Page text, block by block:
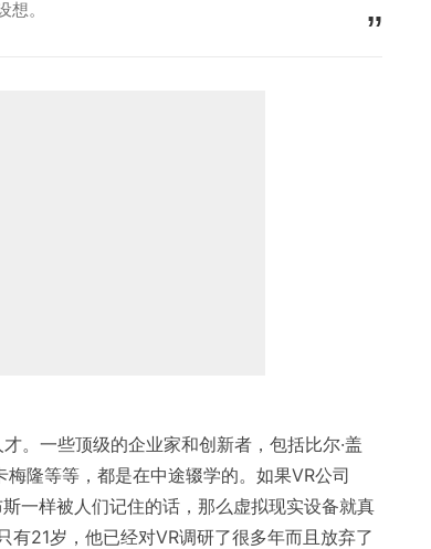
。
。一些顶级的企业家和创新者，包括比尔·盖
梅隆等等，都是在中途辍学的。如果VR公司
一样被人们记住的话，那么虚拟现实设备就真
21岁，他已经对VR调研了很多年而且放弃了